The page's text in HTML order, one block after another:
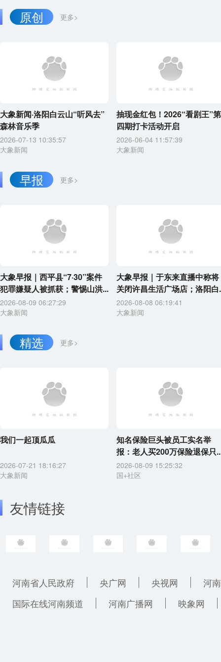
更多>
原创
大象新闻·洛阳白云山“听风去”
森林音乐季
2026-07-13 10:35:57
大象新闻
抽现金红包！2026“看剧王”第
四期打卡活动开启
2026-06-04 11:57:39
大象新闻
更多>
早报
大象早报｜西平县“7·30”案件
犯罪嫌疑人被抓获；警惕山洪...
2026-08-09 06:27:29
大象新闻
大象早报｜于东来直播中称将
关闭许昌生活广场店；洛阳白
2026-08-08 06:19:41
大象新闻
更多>
精选
我们一起顶瓜瓜
2026-07-21 18:16:27
大象新闻
知名保险巨头被员工实名举
报：老人买200万保险退保只
2026-08-09 15:25:32
国+社区
友情链接
河南省人民政府 央广网 央视网
河
国际在线河南频道
河南广播网 映象网